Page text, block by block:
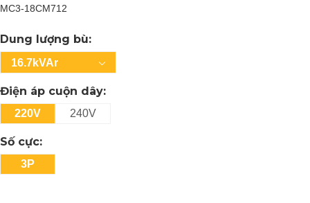
MC3-18CM712
Dung lượng bù:
16.7kVAr
Điện áp cuộn dây:
220V 240V
Số cực:
3P